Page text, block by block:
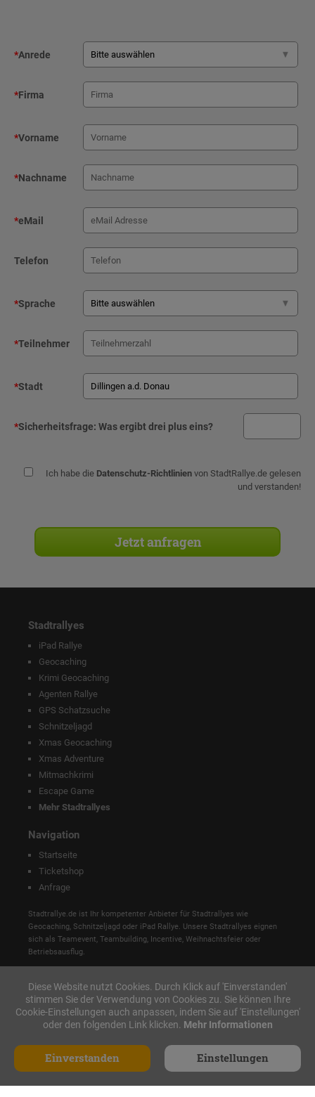
*Anrede
*Firma
*Vorname
*Nachname
*eMail
Telefon
*Sprache
*Teilnehmer
*Stadt
*Sicherheitsfrage: Was ergibt drei plus eins?
Ich habe die Datenschutz-Richtlinien von StadtRallye.de gelesen
und verstanden!
Stadtrallyes
iPad Rallye
Geocaching
Krimi Geocaching
Agenten Rallye
GPS Schatzsuche
Schnitzeljagd
Xmas Geocaching
Xmas Adventure
Mitmachkrimi
Escape Game
Mehr Stadtrallyes
Navigation
Startseite
Ticketshop
Anfrage
Stadtrallye.de ist Ihr kompetenter Anbieter für Stadtrallyes wie
Geocaching, Schnitzeljagd oder iPad Rallye. Unsere Stadtrallyes eignen
sich als Teamevent, Teambuilding, Incentive, Weihnachtsfeier oder
Betriebsausflug.
Made with ♥ in Nürnberg
Diese Website nutzt Cookies. Durch Klick auf 'Einverstanden'
stimmen Sie der Verwendung von Cookies zu. Sie können Ihre
Cookie-Einstellungen auch anpassen, indem Sie auf 'Einstellungen'
oder den folgenden Link klicken. Mehr Informationen
Einverstanden Einstellungen